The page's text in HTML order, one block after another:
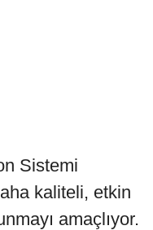
Sistemi
kaliteli, etkin
amaçlıyor.